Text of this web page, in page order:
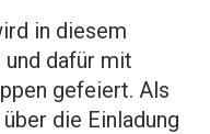
in diesem
dafür mit
gefeiert. Als
die Einladung